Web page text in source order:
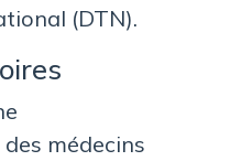
(DTN).
médecins